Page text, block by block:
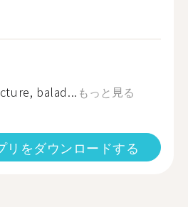
balad... もっと見る
リをダウンロードする